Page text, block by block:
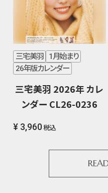
三宅美羽
1月始まり
26年版カレンダー
三宅美羽 2026年 カレ
ンダー CL26-0236
¥ 3,960 税込